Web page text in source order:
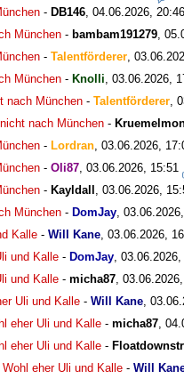
- DB146 04.06.2026, 20:46
München - bambam191279
- Talentförderer
München - Knolli 03.06.2026,
nach München - Talentförderer
nach München -
- Lordran 03.06.2026,
- Oli87 03.06.2026, 15:51
- Kayldall
03.06.2026,
München - DomJay
Kalle - Will Kane 03.06.2026,
und Kalle - DomJay
und Kalle - micha87
Uli und Kalle - Will Kane
eher Uli und Kalle - micha87
eher Uli und Kalle -
Wohl eher Uli und Kalle - Will